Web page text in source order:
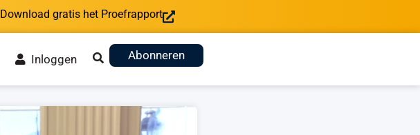
Download gratis het Proefrapport
Inloggen Abonneren